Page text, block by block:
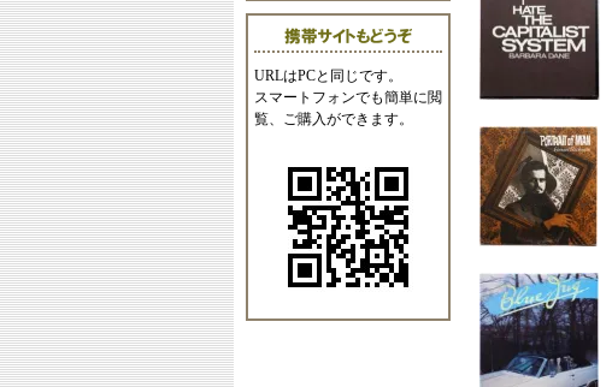
URLはPCと同じです。
スマートフォンでも簡単に閲
覧、ご購入ができます。